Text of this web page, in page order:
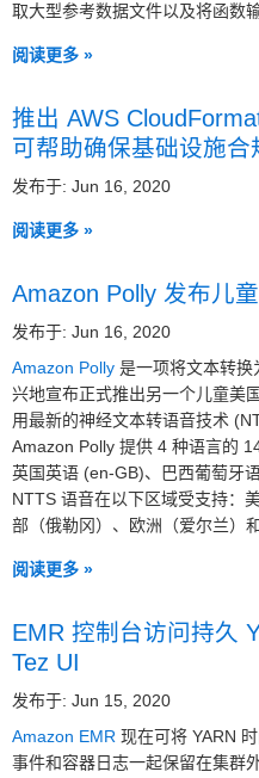
取大型参考数据文件以及将函数
阅读更多 »
推出 AWS
可帮助确保基础设施合
发布于: Jun 16, 2020
阅读更多 »
Amazon Polly 发布儿
发布于: Jun 16, 2020
Amazon Polly 是一项将文本转换
兴地宣布正式推出另一个儿童美
用最新的神经文本转语音技术
Amazon Polly 提供 4 种语言的
英国英语 (en-GB)、巴西葡萄牙
NTTS 语音在以下区域受支持：
部（俄勒冈）、欧洲（爱尔兰）
阅读更多 »
EMR 控制台访问持久
Tez UI
发布于: Jun 15, 2020
Amazon EMR 现在可将 YARN
事件和容器日志一起保留在集群